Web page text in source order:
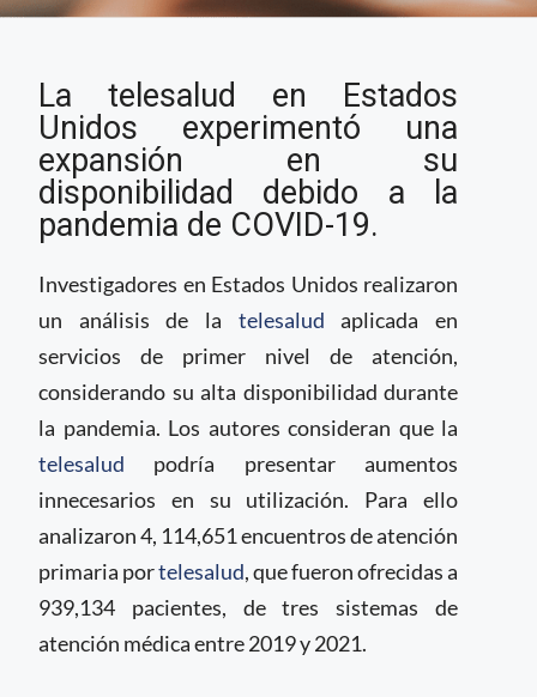
disponibilidad de la
telesalud en el primer
nivel de atención
La telesalud en Estados
Unidos experimentó una
expansión en su
disponibilidad debido a la
pandemia de COVID-19.
Investigadores en Estados Unidos realizaron
un análisis de la telesalud aplicada en
servicios de primer nivel de atención,
considerando su alta disponibilidad durante
la pandemia. Los autores consideran que la
telesalud podría presentar aumentos
innecesarios en su utilización. Para ello
analizaron 4, 114,651 encuentros de atención
primaria portelesalud, que fueron ofrecidas a
939,134 pacientes, de tres sistemas de
atención médica entre 2019 y 2021.